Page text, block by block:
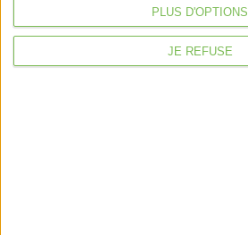
PLUS D'OPTIONS
JE REFUSE
Je sécurise mon activité